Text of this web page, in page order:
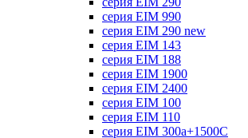
серия EIM 990
серия EIM 290 new
серия EIM 143
серия EIM 188
серия EIM 1900
серия EIM 2400
серия EIM 100
серия EIM 110
серия EIM 300a+1500C